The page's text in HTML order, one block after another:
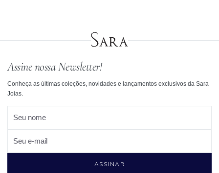
Assine nossa Newsletter!
Conheça as últimas coleções, novidades e lançamentos exclusivos da Sara
Joias.
Seu nome
Seu e-mail
ASSINAR